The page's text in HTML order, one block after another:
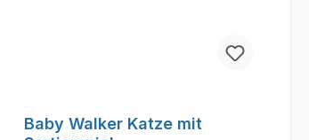
Baby Walker Katze mit